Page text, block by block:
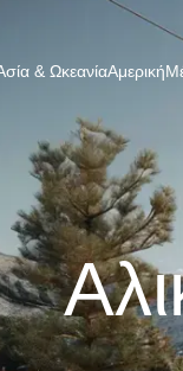
& ΩκεανίαΑμερική